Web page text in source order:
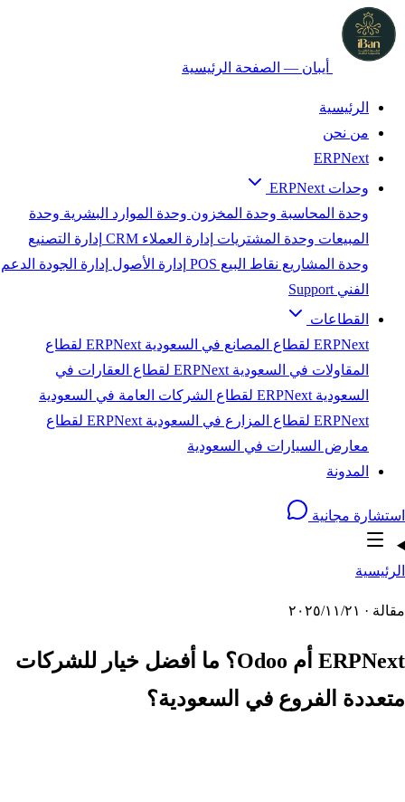
أيبان — الصفحة الرئيسية
الرئيسية
من نحن
ERPNext
وحدات ERPNext
وحدة المحاسبة وحدة المخزون وحدة الموارد البشرية وحدة
المبيعات وحدة المشتريات إدارة العملاء CRM
إدارة التصنيع
وحدة المشاريع نقاط البيع POS إدارة الأصول إدارة الجودة الدعم
الفني Support
القطاعات
ERPNext لقطاع المصانع في السعودية
ERPNext لقطاع
المقاولات في السعودية
ERPNext لقطاع العقارات في
السعودية ERPNext لقطاع الشركات العامة في السعودية
ERPNext لقطاع المزارع في السعودية
ERPNext لقطاع
معارض السيارات في السعودية
المدونة
استشارة مجانية
الرئيسية
مقالة · ٢١‏/١١‏/٢٠٢٥
ERPNext أم Odoo؟ ما أفضل خيار للشركات
متعددة الفروع في السعودية؟